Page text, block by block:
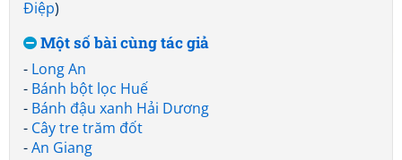
Điệp)
Một số bài cùng tác giả
- Long An
- Bánh bột lọc Huế
- Bánh đậu xanh Hải Dương
- Cây tre trăm đốt
-An Giang